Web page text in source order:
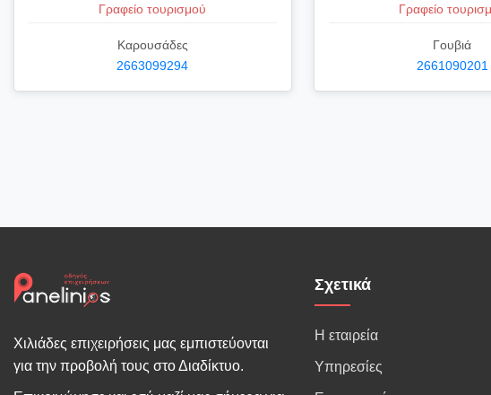
Γραφείο τουρισμού
Καρουσάδες
2663099294
Γραφείο
Γουβιά
2661090201
Χιλιάδες επιχειρήσεις μας εμπιστεύονται
για την προβολή τους στο Διαδίκτυο.
Σχετικά
Η εταιρεία
Υπηρεσίες